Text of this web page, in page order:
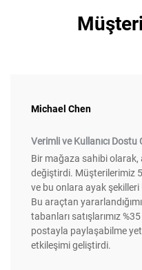
Michael Chen
Verimli ve Kullanıcı Dostu
Bir mağaza sahibi olarak,
değiştirdi. Müşterilerimiz 5
ve bu onlara ayak şekilleri
Bu araçtan
tabanları satışlarımız
postayla paylaşabilme
etkileşimi geliştirdi.